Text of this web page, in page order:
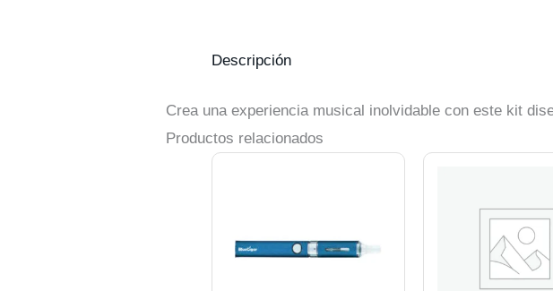
Descripción
Crea una experiencia musical inolvidable con este kit
Productos relacionados